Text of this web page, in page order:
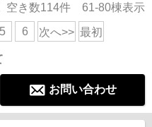
空き数114件 61-80棟表示
5 6 次へ>> 最初
お問い合わせ